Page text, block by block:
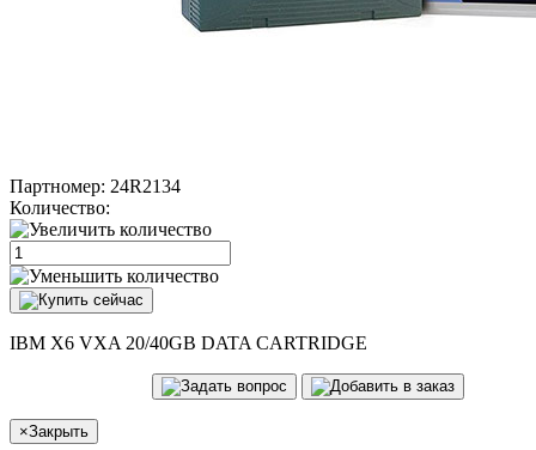
Партномер: 24R2134
Количество:
IBM X6 VXA 20/40GB DATA CARTRIDGE
×Закрыть